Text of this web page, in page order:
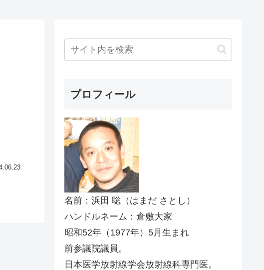
プロフィール
名前：浜田 聡（はまだ さとし）
ハンドルネーム：倉敷大家
昭和52年（1977年）5月生まれ
前参議院議員。
日本医学放射線学会放射線科専門医。